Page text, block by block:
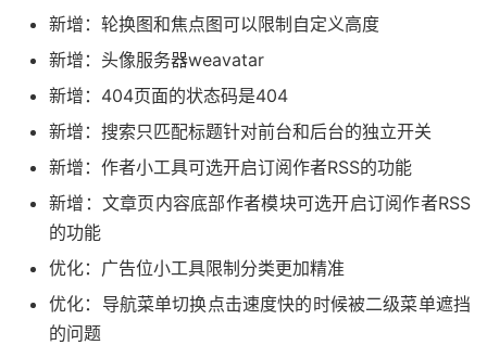
新增：轮换图和焦点图可以限制自定义高度
新增：头像服务器weavatar
新增：404页面的状态码是404
新增：搜索只匹配标题针对前台和后台的独立开关
新增：作者小工具可选开启订阅作者RSS的功能
新增：文章页内容底部作者模块可选开启订阅作者RSS
的功能
优化：广告位小工具限制分类更加精准
优化：导航菜单切换点击速度快的时候被二级菜单遮挡
的问题